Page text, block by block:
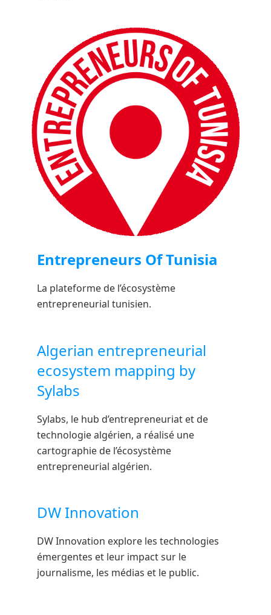
Entrepreneurs Of Tunisia
La plateforme de l’écosystème
entrepreneurial tunisien.
Algerian entrepreneurial
ecosystem mapping by
Sylabs
Sylabs, le hub d’entrepreneuriat et de
technologie algérien, a réalisé une
cartographie de l’écosystème
entrepreneurial algérien.
DW Innovation
DW Innovation explore les technologies
émergentes et leur impact sur le
journalisme, les médias et le public.